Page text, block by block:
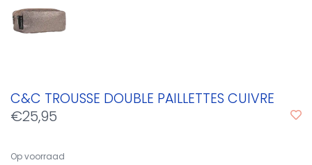
C&C TROUSSE DOUBLE PAILLETTES CUIVRE
€25,95
Op voorraad